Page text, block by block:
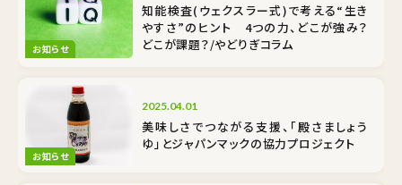
お知らせ
知能検査(ウェクスラー式)で考える“生き
やすさ”のヒント 4つの力、どこが強み？
どこが課題？/やどりぎコラム
お知らせ
2025.04.01
美味しさでつながる支援、「殿さましょう
ゆ」とジャパンマックの協力プロジェクト